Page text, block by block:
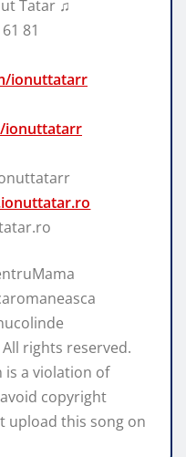
Tatar ♫
81
ionuttatarr
ionuttatarr
rights reserved.
a violation of
copyright
upload this song on